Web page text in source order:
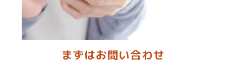
まずはお問い合わせ